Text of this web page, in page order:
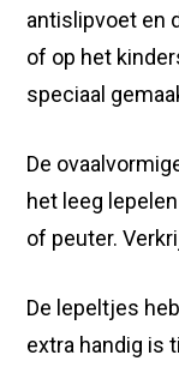
antislipvoet en
of op het
speciaal
De
het leeg
of peuter.
De lepeltjes
extra handig is